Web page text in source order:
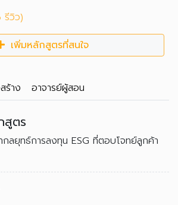
รีวิว)
เพิ่มหลักสูตรที่สนใจ
ร้าง อาจารย์ผู้สอน
สูตร
ลยุทธ์การลงทุน ESG ที่ตอบโจทย์ลูกค้า